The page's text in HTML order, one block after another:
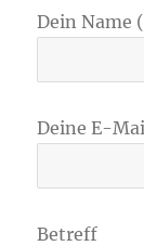
Dein Name
Deine E-
Betreff